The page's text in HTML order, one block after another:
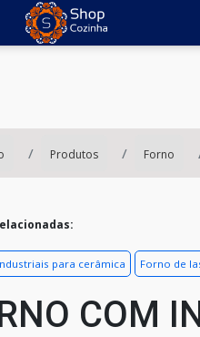
Produtos Forno
para cerâmica Forno de
COM